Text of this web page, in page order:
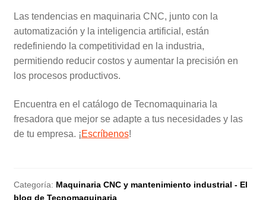
Las tendencias en maquinaria CNC, junto con la
automatización y la inteligencia artificial, están
redefiniendo la competitividad en la industria,
permitiendo reducir costos y aumentar la precisión en
los procesos productivos.
Encuentra en el catálogo de Tecnomaquinaria la
fresadora que mejor se adapte a tus necesidades y las
de tu empresa. ¡Escríbenos!
Categoría: Maquinaria CNC y mantenimiento industrial - El
blog de Tecnomaquinaria